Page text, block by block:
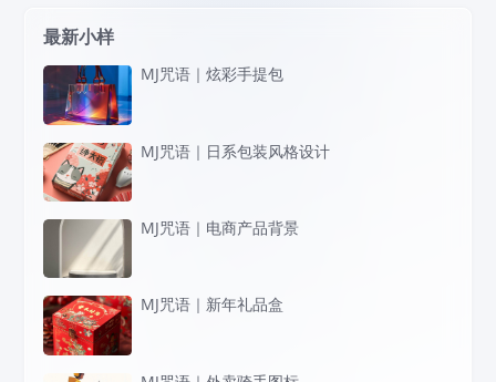
最新小样
MJ咒语｜炫彩手提包
MJ咒语｜日系包装风格设计
MJ咒语｜电商产品背景
MJ咒语｜新年礼品盒